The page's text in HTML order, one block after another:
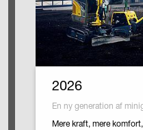
2026
En ny generation af
Mere kraft, mere